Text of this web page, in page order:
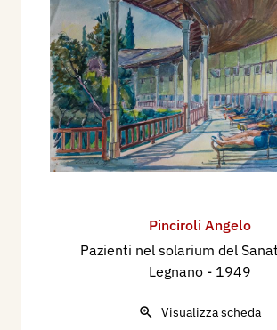
Pinciroli Angelo
Pazienti nel solarium del
Legnano - 1949
Visualizza scheda